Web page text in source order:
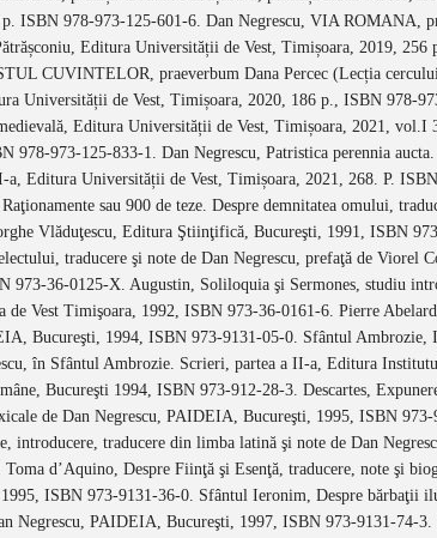
ISBN 978-973-125-601-6. Dan Negrescu, VIA ROMANA,
Editura Universității de Vest, Timișoara, 2019,
CUVINTELOR, praeverbum Dana Percec (Lecția
Universității de Vest, Timișoara, 2020, 186 p., ISBN 978-
Editura Universității de Vest, Timișoara, 2021,
978-973-125-833-1. Dan Negrescu, Patristica perennia
Editura Universității de Vest, Timișoara, 2021, 268. P.
sau 900 de teze. Despre demnitatea omului,
Vlăduţescu, Editura Ştiinţifică, Bucureşti, 1991, ISBN
traducere şi note de Dan Negrescu, prefaţă de Viorel
973-36-0125-X. Augustin, Soliloquia şi Sermones, studiu
de Vest Timişoara, 1992, ISBN 973-36-0161-6. Pierre
Bucureşti, 1994, ISBN 973-9131-05-0. Sfântul Ambrozie,
în Sfântul Ambrozie. Scrieri, partea a II-a, Editura
Bucureşti 1994, ISBN 973-912-28-3. Descartes,
de Dan Negrescu, PAIDEIA, Bucureşti, 1995, ISBN
introducere, traducere din limba latină şi note de Dan
d’Aquino, Despre Fiinţă şi Esenţă, traducere, note şi
ISBN 973-9131-36-0. Sfântul Ieronim, Despre bărbaţii
Negrescu, PAIDEIA, Bucureşti, 1997, ISBN 973-9131-74-